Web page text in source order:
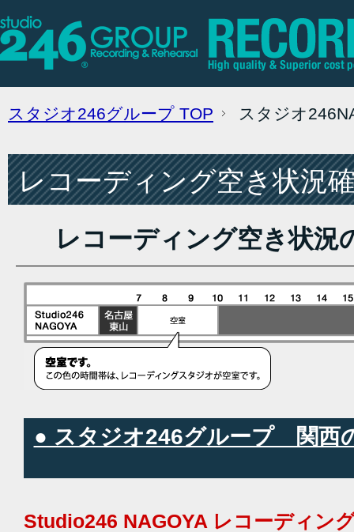
スタジオ246グループ TOP スタジオ
レコーディング空き状況
レコーディング空き状況
● スタジオ246グループ 関西
Studio246 NAGOYA レコーディン